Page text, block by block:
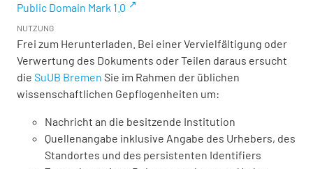
Public Domain Mark 1.0
NUTZUNG
Frei zum Herunterladen. Bei einer Vervielfältigung oder
Verwertung des Dokuments oder Teilen daraus ersucht
die SuUB Bremen Sie im Rahmen der üblichen
wissenschaftlichen Gepflogenheiten um:
Nachricht an die besitzende Institution
Quellenangabe inklusive Angabe des Urhebers, des
Standortes und des persistenten Identifiers